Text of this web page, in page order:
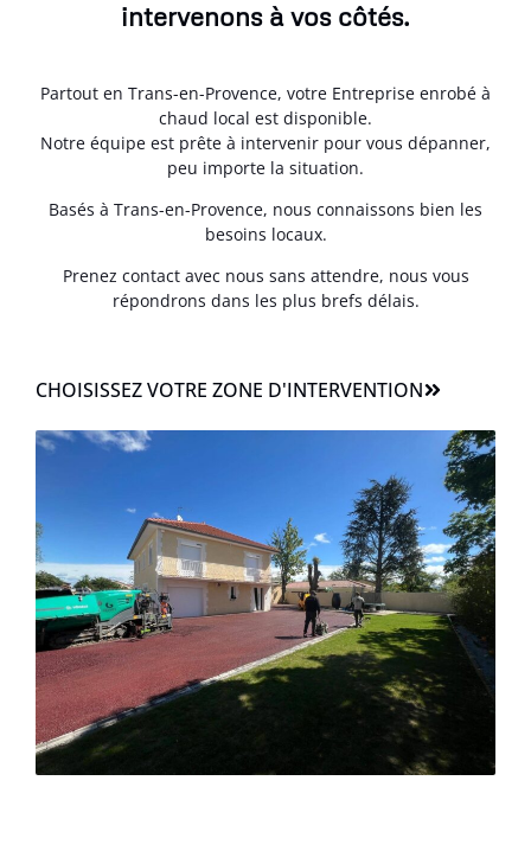
intervenons à vos côtés.
Partout en Trans-en-Provence, votre Entreprise enrobé à
chaud local est disponible.
Notre équipe est prête à intervenir pour vous dépanner,
peu importe la situation.
Basés à Trans-en-Provence, nous connaissons bien les
besoins locaux.
Prenez contact avec nous sans attendre, nous vous
répondrons dans les plus brefs délais.
CHOISISSEZ VOTRE ZONE D'INTERVENTION